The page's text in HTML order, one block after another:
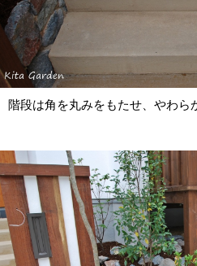
階段は角を丸みをもたせ、やわら